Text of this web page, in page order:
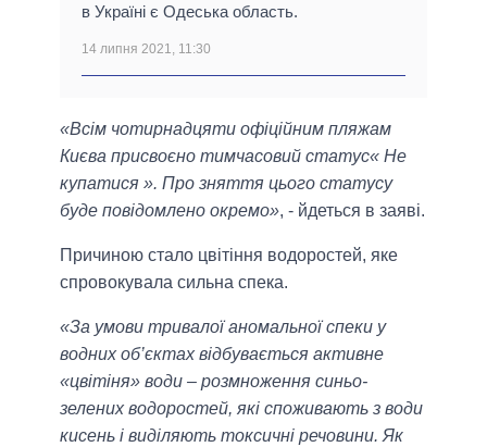
в Україні є Одеська область.
14 липня 2021, 11:30
«Всім чотирнадцяти офіційним пляжам
Києва присвоєно тимчасовий статус« Не
купатися ». Про зняття цього статусу
буде повідомлено окремо», - йдеться в заяві.
Причиною стало цвітіння водоростей, яке
спровокувала сильна спека.
«За умови тривалої аномальної спеки у
водних об’єктах відбувається активне
«цвітіня» води – розмноження синьо-
зелених водоростей, які споживають з води
кисень і виділяють токсичні речовини. Як